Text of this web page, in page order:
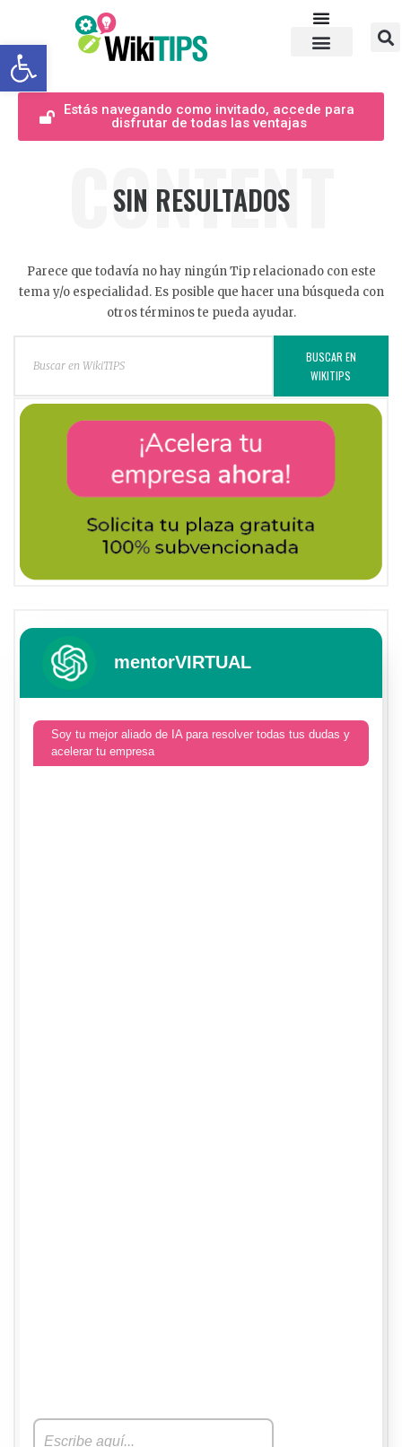
Abrir barra de herramientas
Estás navegando como invitado, accede para
disfrutar de todas las ventajas
CONTENT
SIN RESULTADOS
Parece que todavía no hay ningún Tip relacionado con este
tema y/o especialidad. Es posible que hacer una búsqueda con
otros términos te pueda ayudar.
BUSCAR EN
WIKITIPS
mentorVIRTUAL
Soy tu mejor aliado de IA para resolver todas tus dudas y
acelerar tu empresa